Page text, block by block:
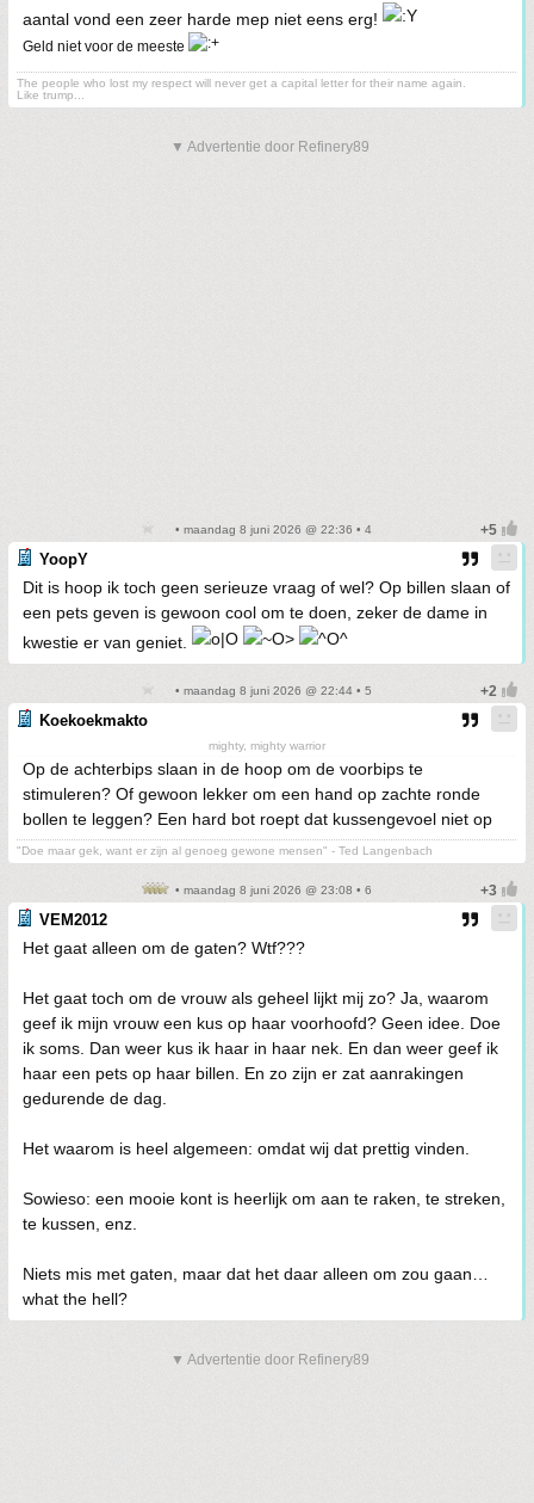
aantal vond een zeer harde mep niet eens erg!
Geld niet voor de meeste
The people who lost my respect will never get a capital letter for their name again.
Like trump...
▼ Advertentie door Refinery89
• maandag 8 juni 2026 @ 22:36 • 4
YoopY
Dit is hoop ik toch geen serieuze vraag of wel? Op billen slaan of
een pets geven is gewoon cool om te doen, zeker de dame in
kwestie er van geniet.
• maandag 8 juni 2026 @ 22:44 • 5
Koekoekmakto
mighty, mighty warrior
Op de achterbips slaan in de hoop om de voorbips te
stimuleren? Of gewoon lekker om een hand op zachte ronde
bollen te leggen? Een hard bot roept dat kussengevoel niet op
"Doe maar gek, want er zijn al genoeg gewone mensen" - Ted Langenbach
• maandag 8 juni 2026 @ 23:08 • 6
VEM2012
Het gaat alleen om de gaten? Wtf???
Het gaat toch om de vrouw als geheel lijkt mij zo? Ja, waarom
geef ik mijn vrouw een kus op haar voorhoofd? Geen idee. Doe
ik soms. Dan weer kus ik haar in haar nek. En dan weer geef ik
haar een pets op haar billen. En zo zijn er zat aanrakingen
gedurende de dag.
Het waarom is heel algemeen: omdat wij dat prettig vinden.
Sowieso: een mooie kont is heerlijk om aan te raken, te streken,
te kussen, enz.
Niets mis met gaten, maar dat het daar alleen om zou gaan…
what the hell?
▼ Advertentie door Refinery89